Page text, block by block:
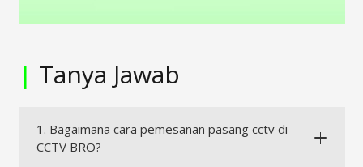
| Tanya Jawab
1. Bagaimana cara pemesanan pasang cctv di
CCTV BRO?